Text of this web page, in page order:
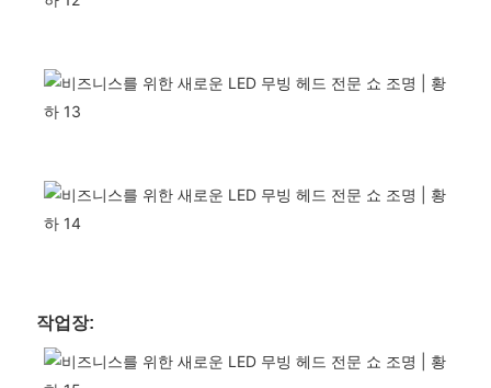
작업장: